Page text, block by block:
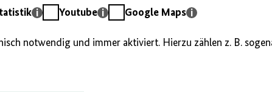
YoutubeYoutube
GoogleGoogle Maps
notwendig und immer aktiviert. Hierzu zählen z. B.